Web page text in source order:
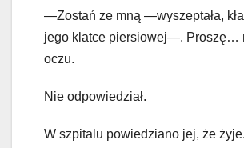
—Zostań ze mną —wyszeptała,
jego klatce piersiowej—. Proszę…
oczu.
Nie odpowiedział.
W szpitalu powiedziano jej, że